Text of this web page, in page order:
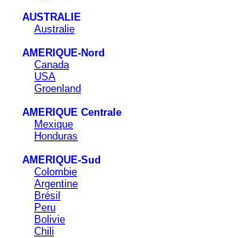
AUSTRALIE
Australie
AMERIQUE-Nord
Canada
USA
Groenland
AMERIQUE Centrale
Mexique
Honduras
AMERIQUE-Sud
Colombie
Argentine
Brésil
Peru
Bolivie
Chili